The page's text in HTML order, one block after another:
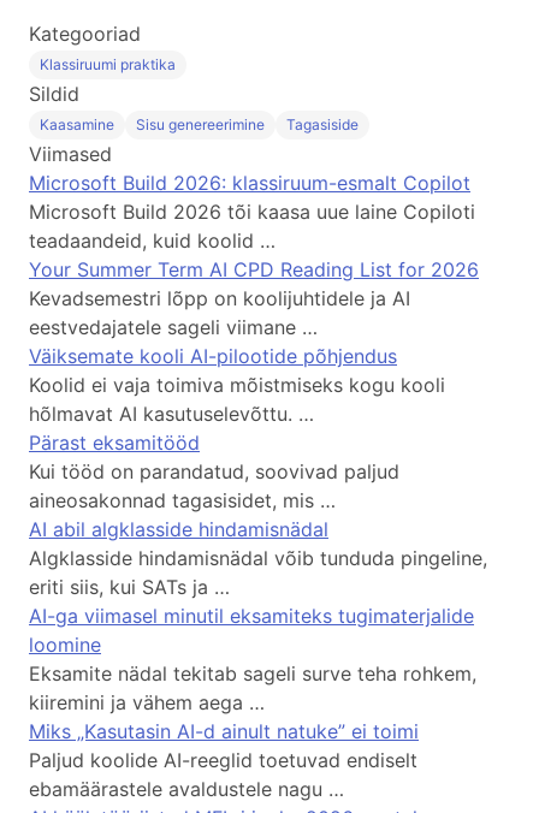
Kategooriad
Klassiruumi praktika
Sildid
Kaasamine Sisu genereerimine Tagasiside
Viimased
Microsoft Build 2026: klassiruum-esmalt Copilot
Microsoft Build 2026 tõi kaasa uue laine Copiloti
teadaandeid, kuid koolid …
Your Summer Term AI CPD Reading List for 2026
Kevadsemestri lõpp on koolijuhtidele ja AI
eestvedajatele sageli viimane …
Väiksemate kooli AI-pilootide põhjendus
Koolid ei vaja toimiva mõistmiseks kogu kooli
hõlmavat AI kasutuselevõttu. …
Pärast eksamitööd
Kui tööd on parandatud, soovivad paljud
aineosakonnad tagasisidet, mis …
AI abil algklasside hindamisnädal
Algklasside hindamisnädal võib tunduda pingeline,
eriti siis, kui SATs ja …
AI-ga viimasel minutil eksamiteks tugimaterjalide
loomine
Eksamite nädal tekitab sageli surve teha rohkem,
kiiremini ja vähem aega …
Miks „Kasutasin AI-d ainult natuke” ei toimi
Paljud koolide AI-reeglid toetuvad endiselt
ebamäärastele avaldustele nagu …